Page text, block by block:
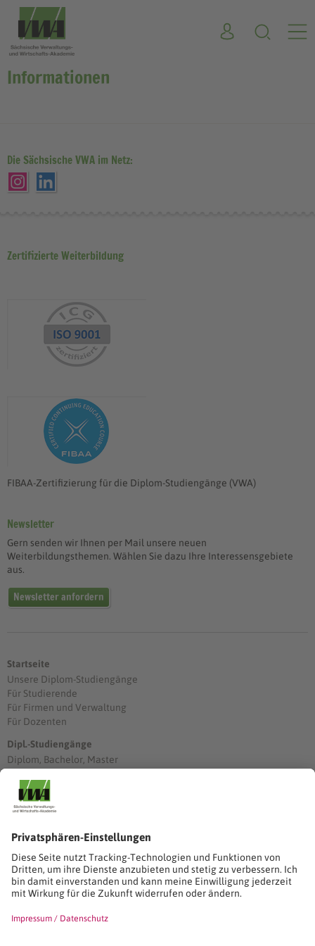
Informationen
Die Sächsische VWA im Netz:
Zertifizierte Weiterbildung
FIBAA-Zertifizierung für die Diplom-Studiengänge (VWA)
Newsletter
Gern senden wir Ihnen per Mail unsere neuen
Weiterbildungsthemen. Wählen Sie dazu Ihre Interessensgebiete
aus.
Newsletter anfordern
Startseite
Unsere Diplom-Studiengänge
Für Studierende
Für Firmen und Verwaltung
Für Dozenten
Dipl.-Studiengänge
Diplom, Bachelor, Master
Stimmen unserer Absolventinnen und Absolventen
Stimmen unserer Absolventinnen und Absolventen
Seminare
Seminardatenbank
Inhouseanfragen
Seminarreihen